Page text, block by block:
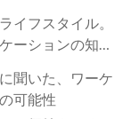
イフスタイル。
ーションの知ら
聞いた、ワーケ
可能性